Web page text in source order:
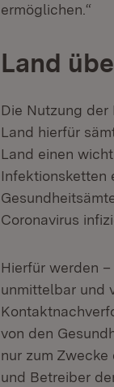
ermöglichen.“
Land
Die Nutzung
Land hierfür
Land einen
Infektionsketten
Coronavirus
Hierfür werden
unmittelbar und
von den
nur zum
und Betreiber